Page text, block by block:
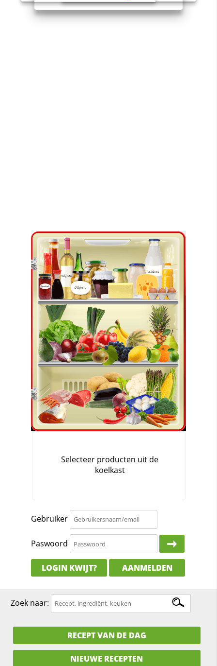
Gebruiker
Paswoord
LOGIN KWIJT? AANMELDEN
Zoek naar:
RECEPT VAN DE DAG
NIEUWE RECEPTEN